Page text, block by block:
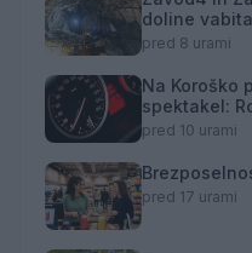
doline
zijalke
pred 8 urami
Na Koroško
spektakel:
progah in
pred 10 urami
pred 17 urami